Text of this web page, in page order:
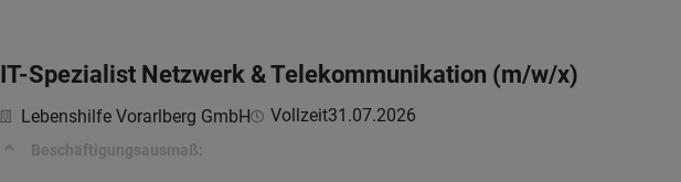
IT-Spezialist Netzwerk & Telekommunikation (m/w/x)
Lebenshilfe Vorarlberg GmbH Vollzeit31.07.2026
Beschäftigungsausmaß: